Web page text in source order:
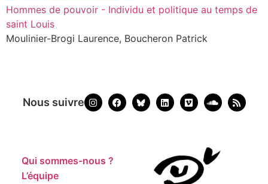
Hommes de pouvoir - Individu et politique au temps de
saint Louis
Moulinier-Brogi Laurence, Boucheron Patrick
Nous suivre
Qui sommes-nous ?
L’équipe